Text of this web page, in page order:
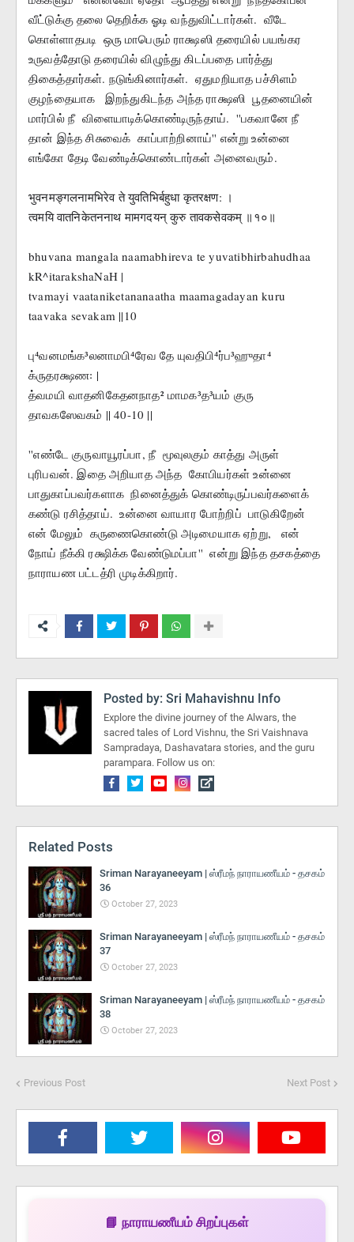
வீட்டுக்கு தலை தெறிக்க ஓடி வந்துவிட்டார்கள்.  வீடே
கொள்ளாதபடி  ஒரு மாபெரும் ராக்ஷஸி தரையில் பயங்கர
உருவத்தோடு தரையில் விழுந்து கிடப்பதை பார்த்து
திகைத்தார்கள். நடுங்கினார்கள்.  ஏதுமறியாத பச்சிளம்
குழந்தையாக   இறந்துகிடந்த அந்த ராக்ஷஸி  பூதனையின்
மார்பில் நீ  விளையாடிக்கொண்டிருந்தாய்.  ''பகவானே நீ
தான் இந்த சிசுவைக்  காப்பாற்றினாய்'' என்று உன்னை
எங்கோ தேடி வேண்டிக்கொண்டார்கள் அனைவரும்.
भुवनमङ्गलनामभिरेव ते युवतिभिर्बहुधा कृतरक्षण: ।
त्वमयि वातनिकेतननाथ मामगदयन् कुरु तावकसेवकम् ॥१०॥
bhuvana mangala naamabhireva te yuvatibhirbahudhaa
kR^itarakshaNaH |
tvamayi vaataniketananaatha maamagadayan kuru
taavaka sevakam ||10
பு⁴வனமங்க³லனாமபி⁴ரேவ தே யுவதிபி⁴ர்ப³ஹுதா⁴
க்ருதரக்ஷண꞉ |
த்வமயி வாதனிகேதனநாத² மாமக³த³யம் குரு
தாவகஸேவகம் || 40-10 ||
''எண்டே குருவாயூரப்பா, நீ  மூவுலகும் காத்து அருள்
புரிபவன். இதை அறியாத அந்த  கோபியர்கள் உன்னை
பாதுகாப்பவர்களாக  நினைத்துக் கொண்டிருப்பவர்களைக்
கண்டு ரசித்தாய்.  உன்னை வாயார போற்றிப்  பாடுகிறேன்
என் மேலும்  கருணைகொண்டு அடிமையாக ஏற்று,   என்
நோய் நீக்கி ரக்ஷிக்க வேண்டுமப்பா''  என்று இந்த தசகத்தை
நாராயண பட்டத்ரி முடிக்கிறார்.
Posted by: Sri Mahavishnu Info
Explore the divine journey of the Alwars, the
sacred tales of Lord Vishnu, the Sri Vaishnava
Sampradaya, Dashavatara stories, and the guru
parampara. Follow us on:
Related Posts
Sriman Narayaneeyam | ஸ்ரீமந் நாராயணீயம் - தசகம்
36
October 27, 2023
Sriman Narayaneeyam | ஸ்ரீமந் நாராயணீயம் - தசகம்
37
October 27, 2023
Sriman Narayaneeyam | ஸ்ரீமந் நாராயணீயம் - தசகம்
38
October 27, 2023
Previous Post Next Post
📘 நாராயணீயம் சிறப்புகள்